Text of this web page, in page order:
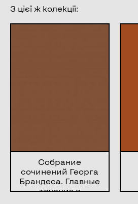
З цієї ж колекції:
Собрание
сочинений Георга
Брандеса. Главные
течения в